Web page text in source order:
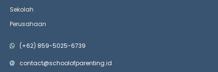
Sekolah
Perusahaan
(+62) 859-5025-6739
contact@schoolofparenting.id